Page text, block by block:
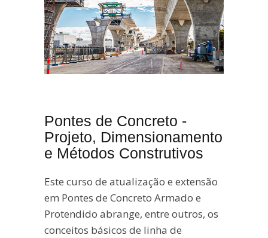
Pontes de Concreto -
Projeto, Dimensionamento
e Métodos Construtivos
Este curso de atualização e extensão
em Pontes de Concreto Armado e
Protendido abrange, entre outros, os
conceitos básicos de linha de